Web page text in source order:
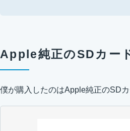
Apple純正のSDカー
僕が購入したのはApple純正のSDカ